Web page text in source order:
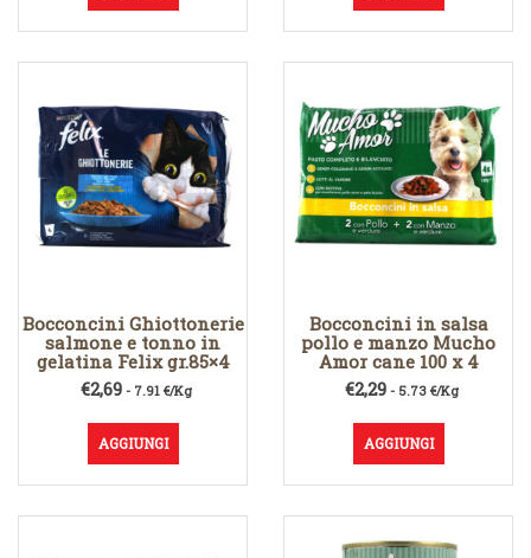
Bocconcini Ghiottonerie
salmone e tonno in
gelatina Felix gr.85×4
€2,69- 7.91 €/Kg
AGGIUNGI
Bocconcini in salsa
pollo e manzo Mucho
Amor cane 100 x 4
€2,29- 5.73 €/Kg
AGGIUNGI